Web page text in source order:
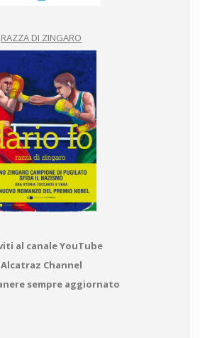
RAZZA DI ZINGARO
al canale YouTube
Alcatraz Channel
sempre aggiornato